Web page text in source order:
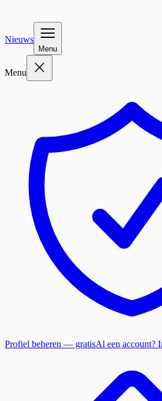
Nieuws
Menu
Menu
Profiel beheren — gratisAl een account?